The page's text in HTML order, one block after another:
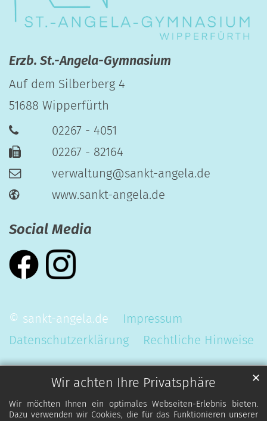
Wir achten Ihre Privatsphäre
Wir möchten Ihnen ein optimales Webseiten-Erlebnis bieten.
Dazu verwenden wir Cookies, die für das Funktionieren unserer
✕
Erzb. St.-Angela-Gymnasium
Auf dem Silberberg 4
51688 Wipperfürth
02267 - 4051
02267 - 82164
verwaltung@sankt-angela.de
www.sankt-angela.de
Social Media
© sankt-angela.de
Impressum
Datenschutzerklärung
Rechtliche Hinweise